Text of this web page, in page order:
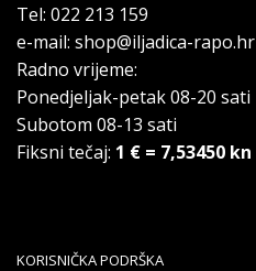
Tel: 022 213 159
e-mail: shop@iljadica-rapo.hr
Radno vrijeme:
Ponedjeljak-petak 08-20 sati
Subotom 08-13 sati
Fiksni tečaj: 1 € = 7,53450 kn
KORISNIČKA PODRŠKA